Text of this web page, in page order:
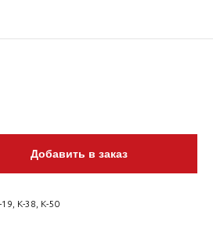
Добавить в заказ
K-38, K-50